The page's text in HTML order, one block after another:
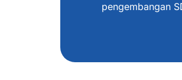
pengembangan